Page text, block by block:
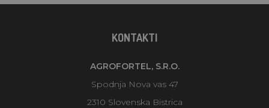
KONTAKTI
AGROFORTEL, S.R.O.
Spodnja Nova vas 47
2310 Slovenska Bistrica